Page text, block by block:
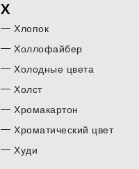
Х
Хлопок
Холлофайбер
Холодные цвета
Холст
Хромакартон
Хроматический цвет
Худи